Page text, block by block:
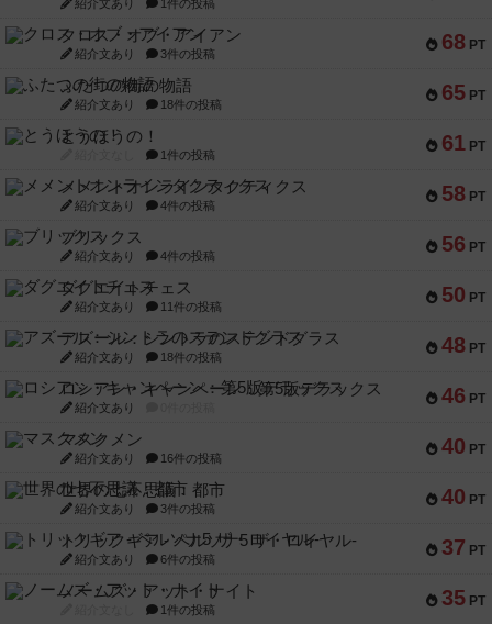
紹介文あり 1件の投稿
68 PT
クロス・オブ・アイアン
紹介文あり 3件の投稿
65 PT
ふたつの街の物語
紹介文あり 18件の投稿
61 PT
とうほうの！
1件の投稿
58 PT
メメントオンラインタクティクス
紹介文あり 4件の投稿
56 PT
ブリックス
紹介文あり 4件の投稿
50 PT
ダグエイトチェス
紹介文あり 11件の投稿
48 PT
アズール：シントラのステンドグラス
紹介文あり 18件の投稿
46 PT
ロシアン・キャンペーン：第5版デラックス
紹介文あり
40 PT
マスクメン
紹介文あり 16件の投稿
40 PT
世界の七不思議：都市
紹介文あり 3件の投稿
37 PT
トリックギア - ペルソナ5 ザ・ロイヤル-
紹介文あり 6件の投稿
35 PT
ノームズ・アット・ナイト
1件の投稿